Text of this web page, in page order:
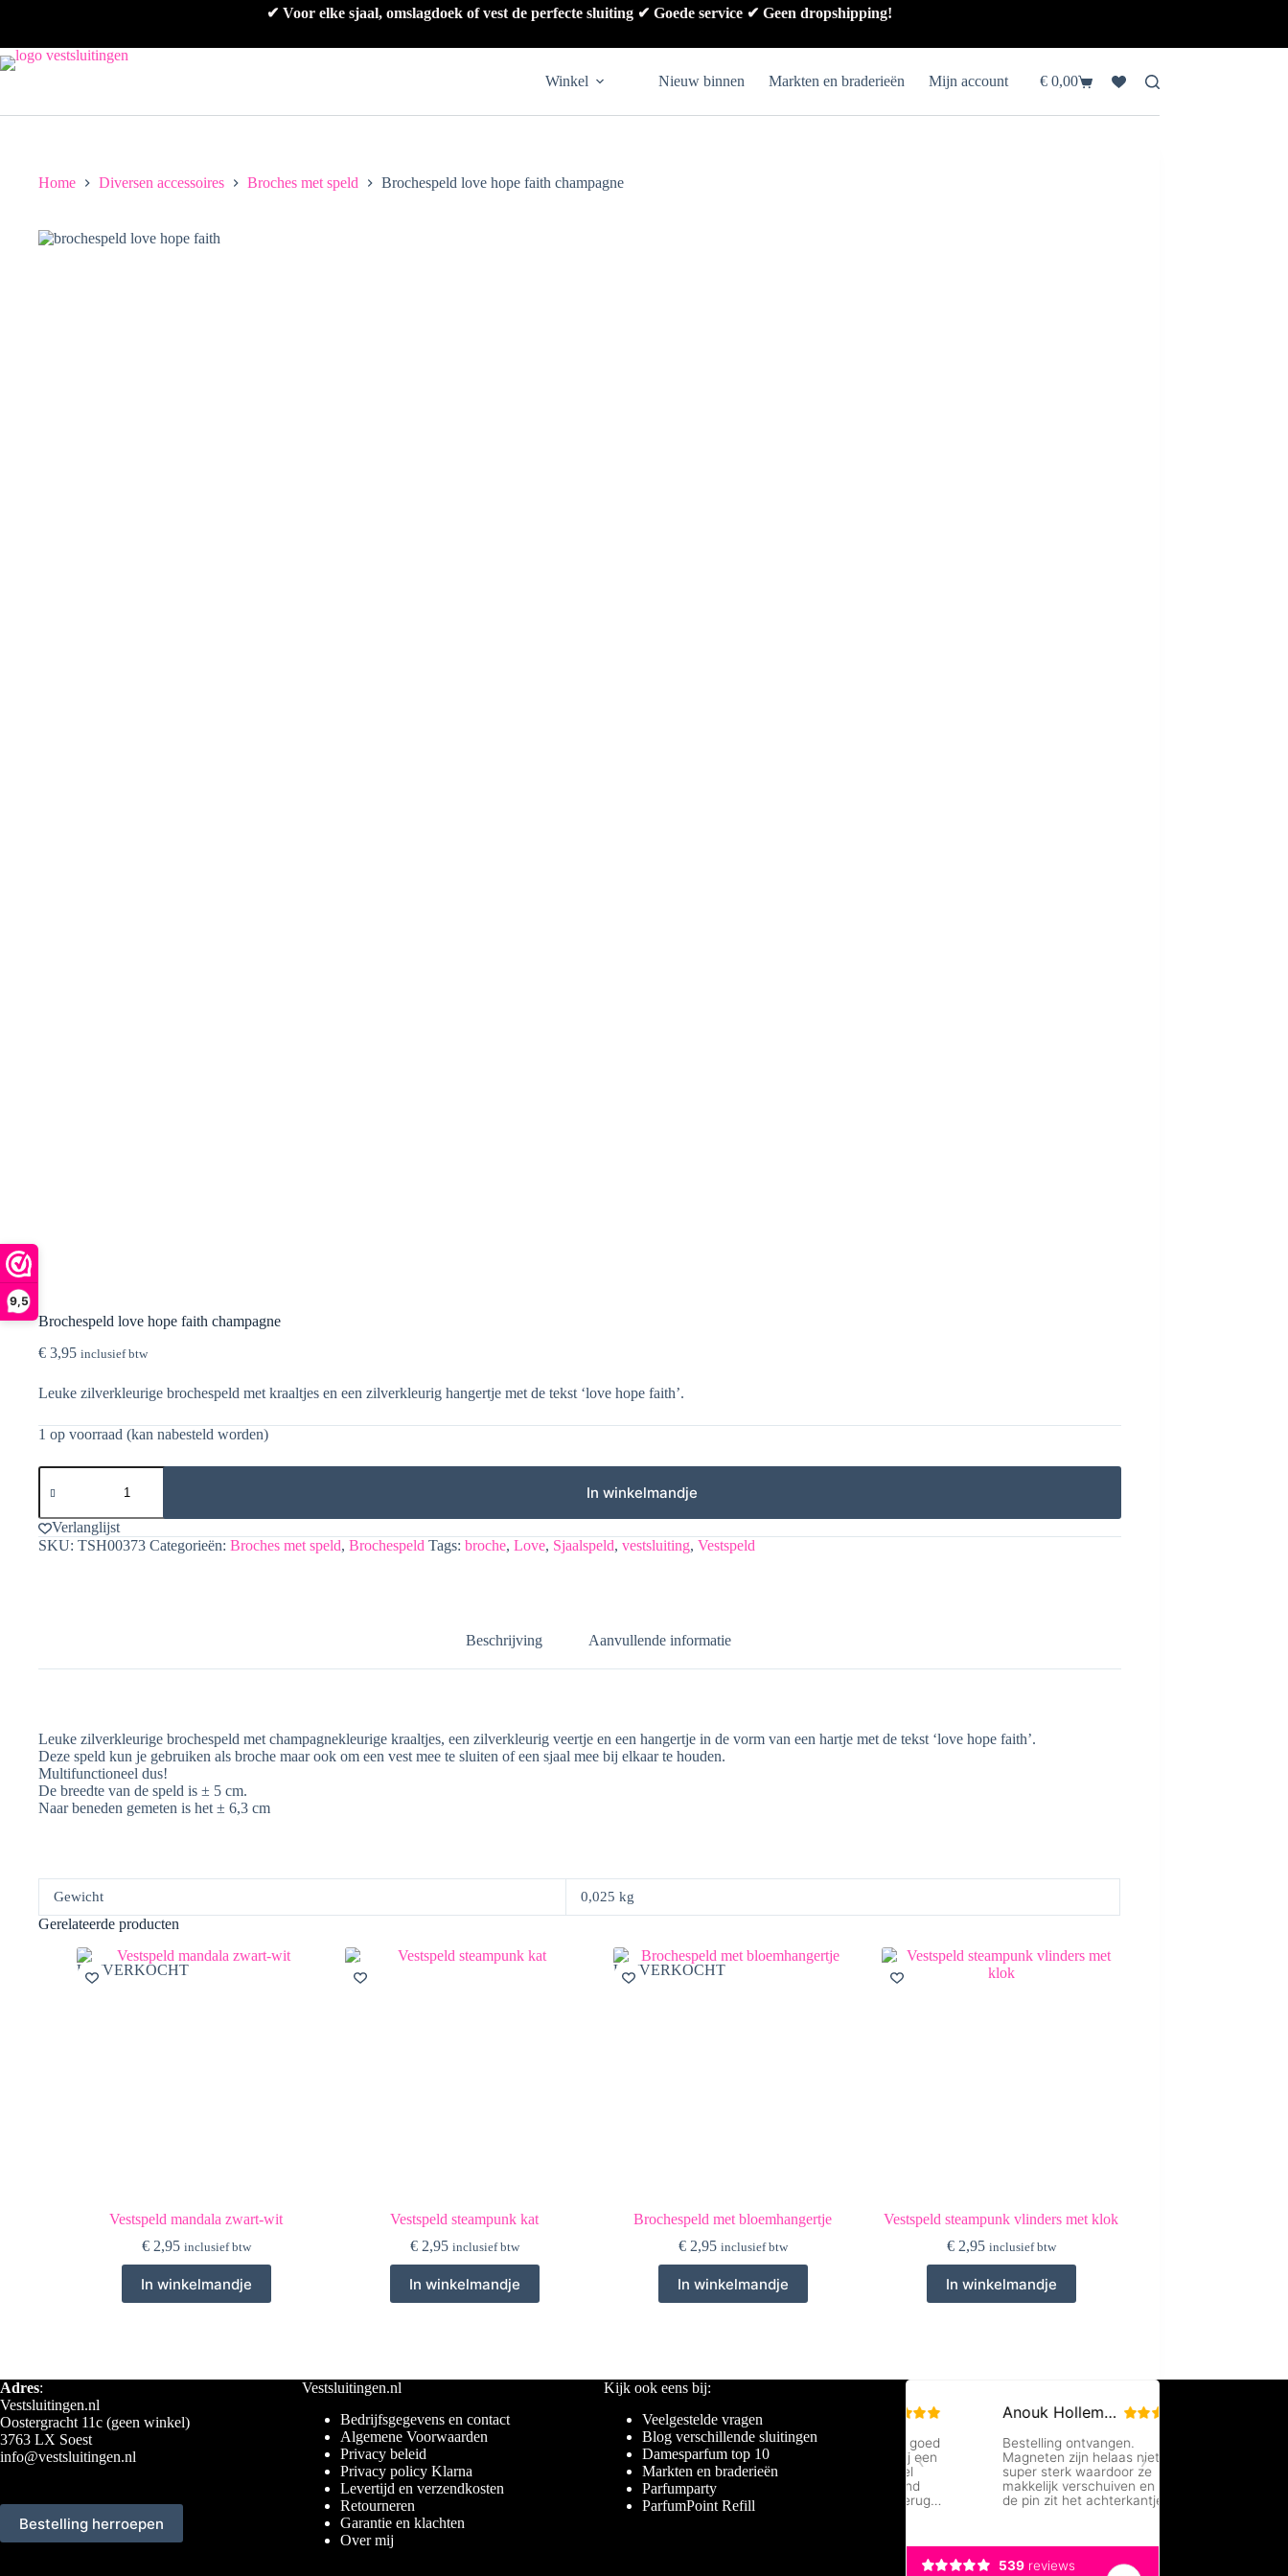
9,5
inhoud
✔ Voor elke sjaal, omslagdoek of vest de perfecte sluiting ✔ Goede service ✔ Geen dropshipping!
Winkel Nieuw binnen Markten en braderieën Mijn account Winkelwagen
€0,00
Home Diversen accessoires Broches met speld Brochespeld love hope faith champagne
Brochespeld love hope faith champagne
€ 3,95 inclusief btw
Leuke zilverkleurige brochespeld met kraaltjes en een zilverkleurig hangertje met de tekst ‘love hope faith’.
1 op voorraad (kan nabesteld worden)
Brochespeld
love
faith
champagne
aantal
In winkelmandje
Verlanglijst
SKU: TSH00373 Categorieën: Broches met speld, Brochespeld Tags: broche, Love, Sjaalspeld, vestsluiting, Vestspeld
Beschrijving Aanvullende informatie
Leuke zilverkleurige brochespeld met champagnekleurige kraaltjes, een zilverkleurig veertje en een hangertje in de vorm van een hartje met de tekst ‘love hope faith’.
Deze speld kun je gebruiken als broche maar ook om een vest mee te sluiten of een sjaal mee bij elkaar te houden.
Multifunctioneel dus!
De breedte van de speld is ± 5 cm.
Naar beneden gemeten is het ± 6,3 cm
Gewicht 0,025 kg
Gerelateerde producten
UITVERKOCHT
Vestspeld mandala zwart-wit
€2,95 inclusief btw
In winkelmandje
Vestspeld steampunk kat
€2,95 inclusief btw
In winkelmandje
UITVERKOCHT
Brochespeld met bloemhangertje
€2,95 inclusief btw
In winkelmandje
Vestspeld steampunk vlinders met klok
€2,95 inclusief btw
In winkelmandje
Adres:
Vestsluitingen.nl
Oostergracht 11c (geen winkel)
3763 LX Soest
info@vestsluitingen.nl
Bestelling herroepen
Vestsluitingen.nl
Bedrijfsgegevens en contact
Algemene Voorwaarden
Privacy beleid
Privacy policy Klarna
Levertijd en verzendkosten
Retourneren
Garantie en klachten
Over mij
Kijk ook eens bij:
Veelgestelde vragen
Blog verschillende sluitingen
Damesparfum top 10
Markten en braderieën
Parfumparty
ParfumPoint Refill